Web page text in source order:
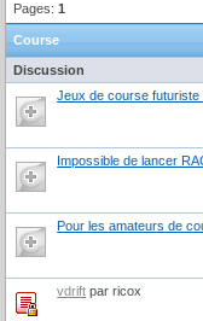
Pages: 1
Course
Discussion
Jeux de course futuriste
Impossible de lancer
Pour les amateurs de
vdrift par ricox